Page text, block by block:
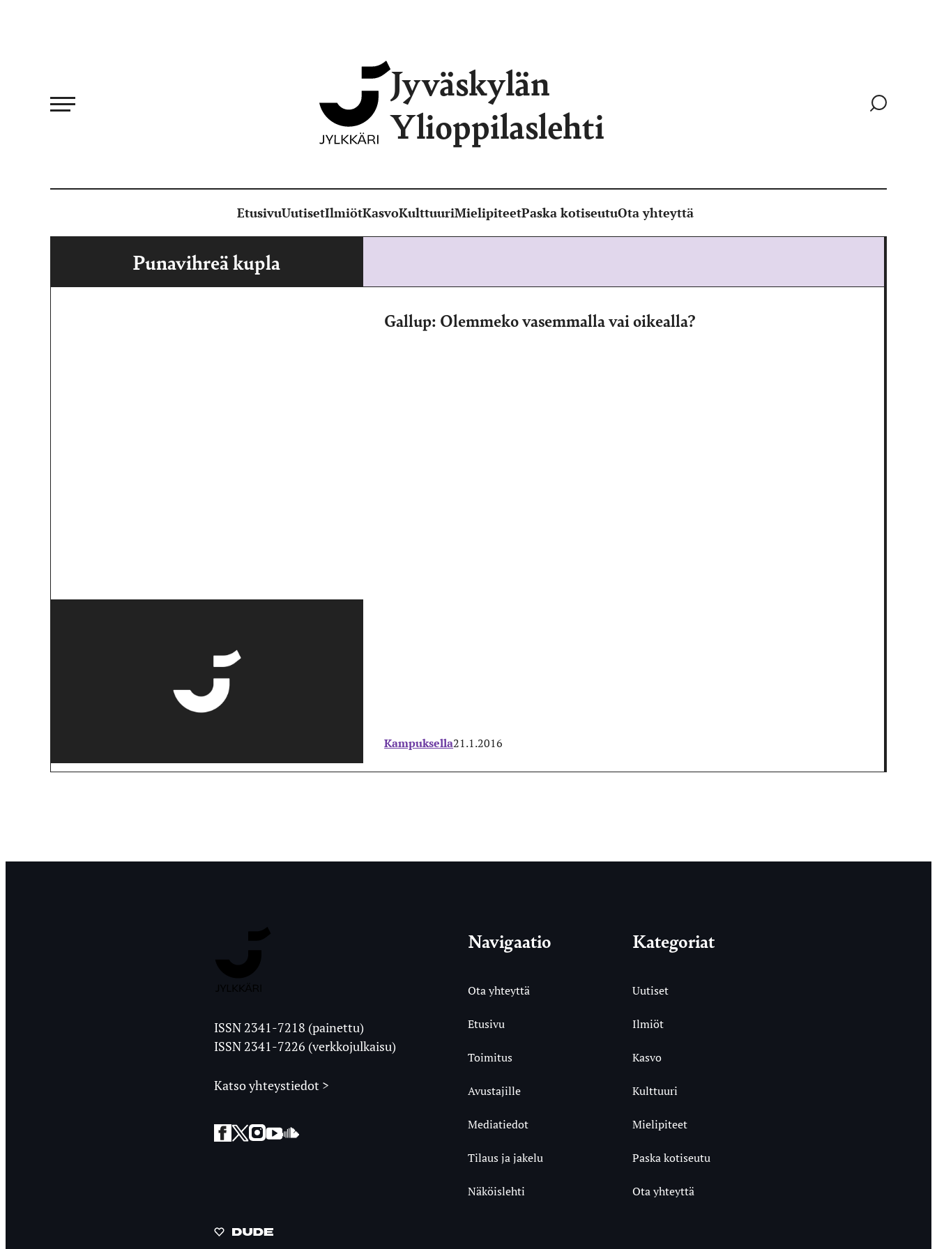
Jyväskylän
Ylioppilaslehti
Siirry
EtusivuUutisetIlmiötKasvoKulttuuriMielipiteetPaska kotiseutuOta yhteyttä
Punavihreä kupla
Gallup: Olemmeko vasemmalla vai oikealla?
Kampuksella21.1.2016
Ylioppilaslehti
ISSN 2341-7218 (painettu)
ISSN 2341-7226 (verkkojulkaisu)
Katso yhteystiedot >
Facebook
Twitter
Instagram
YouTubeSoundCloud
Navigaatio
Ota yhteyttä
Etusivu
Toimitus
Avustajille
Mediatiedot
Tilaus ja jakelu
Näköislehti
Kategoriat
Uutiset
Ilmiöt
Kasvo
Kulttuuri
Mielipiteet
Paska kotiseutu
Ota yhteyttä